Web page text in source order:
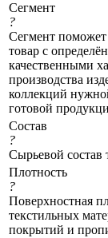
Сегмент
?
Сегмент
товар с
качественными
производства
коллекций
готовой
Состав
?
Сырьевой состав
Плотность
?
Поверхностная
текстильных
покрытий и